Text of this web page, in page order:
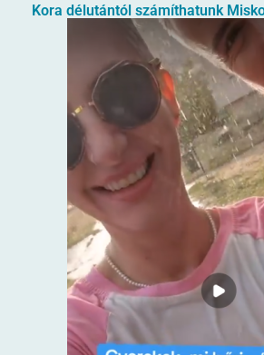
Kora délutántól számíthatunk